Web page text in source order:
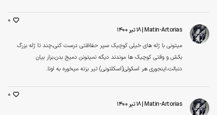
Matin-Artorias| ۱۸ تیر ۱۴۰۰
میتونی با ژله های خیلی کوچیک سپر حفاظتی درست کنی،چند تا ژله بزرگ
بکش و وقتی کوچیک ها موندند دیگه نمیتونن دمیج بدن،بزار بیان
دنبالت،اینجوری هر اسکولی(اسکلتونی) تیر بزنه میخوره به اونا.
0
Matin-Artorias| ۱۸ تیر ۱۴۰۰
0